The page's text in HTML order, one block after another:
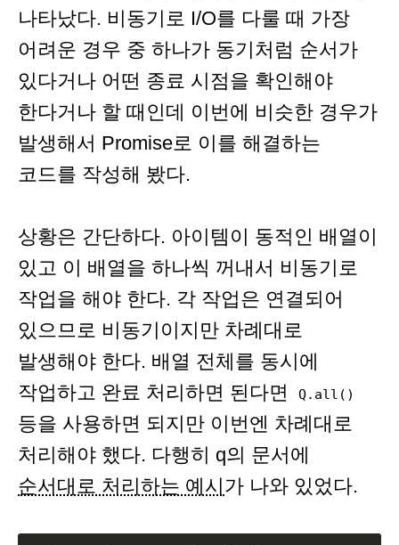
나타났다. 비동기로 I/O를 다룰 때 가장
어려운 경우 중 하나가 동기처럼 순서가
있다거나 어떤 종료 시점을 확인해야
한다거나 할 때인데 이번에 비슷한 경우가
발생해서 Promise로 이를 해결하는
코드를 작성해 봤다.
상황은 간단하다. 아이템이 동적인 배열이
있고 이 배열을 하나씩 꺼내서 비동기로
작업을 해야 한다. 각 작업은 연결되어
있으므로 비동기이지만 차례대로
발생해야 한다. 배열 전체를 동시에
작업하고 완료 처리하면 된다면
Q.all()
등을 사용하면 되지만 이번엔 차례대로
처리해야 했다. 다행히 q의 문서에
순서대로 처리하는 예시 가 나와 있었다.